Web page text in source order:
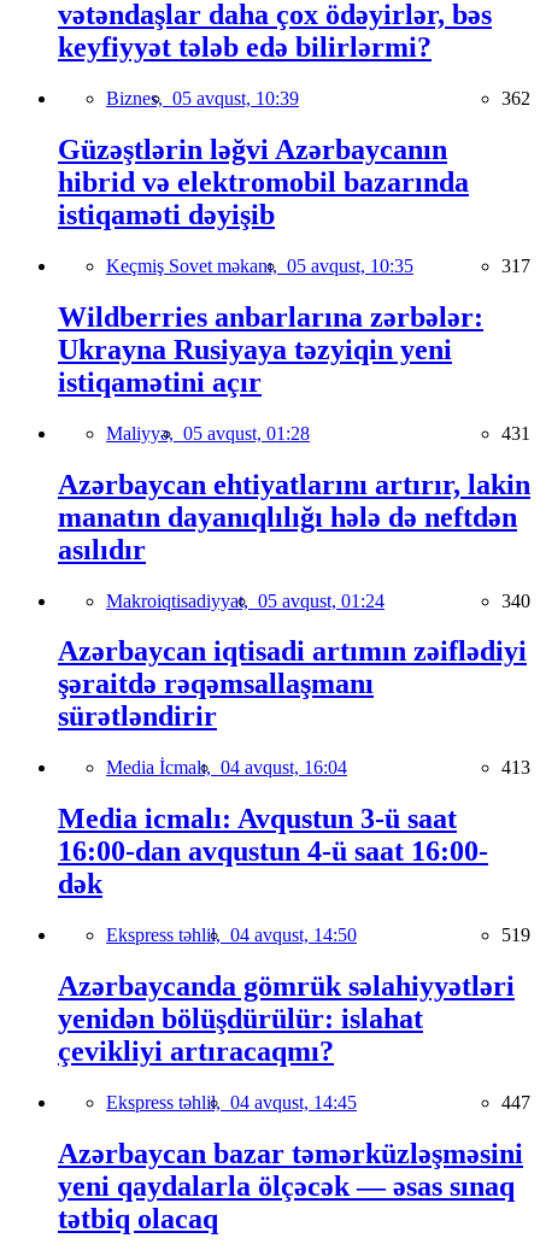
vətəndaşlar daha çox ödəyirlər, bəs
keyfiyyət tələb edə bilirlərmi?
Biznes, 05 avqust, 10:39 362
Güzəştlərin ləğvi Azərbaycanın
hibrid və elektromobil bazarında
istiqaməti dəyişib
Keçmiş Sovet məkanı, 05 avqust, 10:35 317
Wildberries anbarlarına zərbələr:
Ukrayna Rusiyaya təzyiqin yeni
istiqamətini açır
Maliyyə, 05 avqust, 01:28 431
Azərbaycan ehtiyatlarını artırır, lakin
manatın dayanıqlılığı hələ də neftdən
asılıdır
Makroiqtisadiyyat, 05 avqust, 01:24 340
Azərbaycan iqtisadi artımın zəiflədiyi
şəraitdə rəqəmsallaşmanı
sürətləndirir
Media İcmalı, 04 avqust, 16:04 413
Media icmalı: Avqustun 3-ü saat
16:00-dan avqustun 4-ü saat 16:00-
dək
Ekspress təhlil, 04 avqust, 14:50 519
Azərbaycanda gömrük səlahiyyətləri
yenidən bölüşdürülür: islahat
çevikliyi artıracaqmı?
Ekspress təhlil, 04 avqust, 14:45 447
Azərbaycan bazar təmərküzləşməsini
yeni qaydalarla ölçəcək — əsas sınaq
tətbiq olacaq